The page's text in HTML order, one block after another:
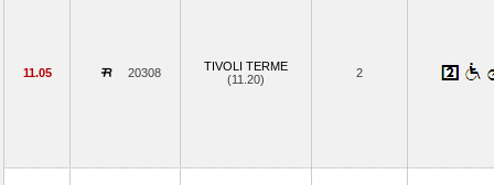
11.05 20308
TIVOLI TERME
(11.20)
2